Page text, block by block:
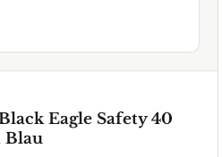
Eagle Safety 40
Blau